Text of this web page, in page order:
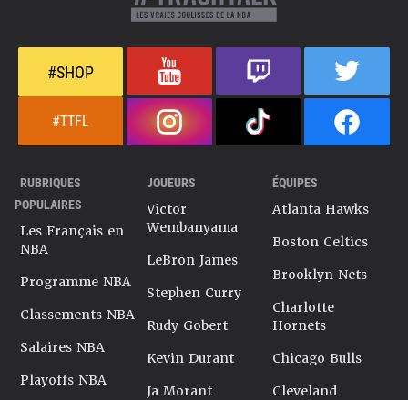
#SHOP
#TTFL
RUBRIQUES
POPULAIRES
Les Français en
NBA
Programme NBA
Classements NBA
Salaires NBA
Playoffs NBA
JOUEURS
Victor
Wembanyama
LeBron James
Stephen Curry
Rudy Gobert
Kevin Durant
Ja Morant
ÉQUIPES
Atlanta Hawks
Boston Celtics
Brooklyn Nets
Charlotte
Hornets
Chicago Bulls
Cleveland